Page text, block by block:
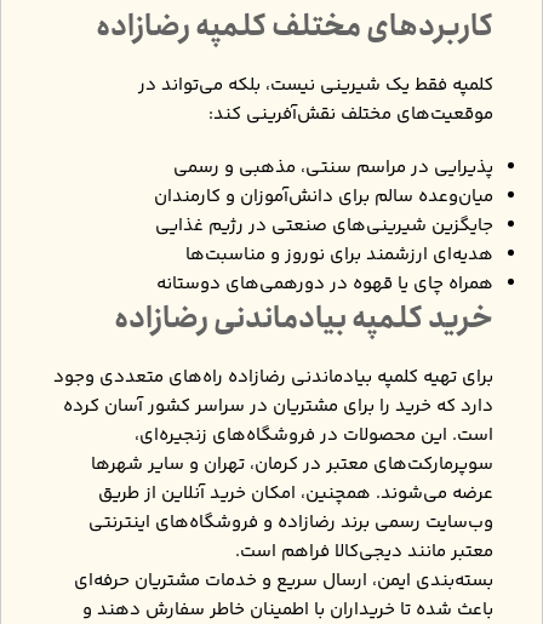
کاربردهای مختلف کلمپه رضازاده
کلمپه فقط یک شیرینی نیست، بلکه می‌تواند در
موقعیت‌های مختلف نقش‌آفرینی کند:
پذیرایی در مراسم سنتی، مذهبی و رسمی
میان‌وعده سالم برای دانش‌آموزان و کارمندان
جایگزین شیرینی‌های صنعتی در رژیم غذایی
هدیه‌ای ارزشمند برای نوروز و مناسبت‌ها
همراه چای یا قهوه در دورهمی‌های دوستانه
خرید کلمپه بیادماندنی رضازاده
برای تهیه کلمپه بیادماندنی رضازاده راه‌های متعددی وجود
دارد که خرید را برای مشتریان در سراسر کشور آسان کرده
است. این محصولات در فروشگاه‌های زنجیره‌ای،
سوپرمارکت‌های معتبر در کرمان، تهران و سایر شهرها
عرضه می‌شوند. همچنین، امکان خرید آنلاین از طریق
وب‌سایت رسمی برند رضازاده و فروشگاه‌های اینترنتی
معتبر مانند دیجی‌کالا فراهم است.
بسته‌بندی ایمن، ارسال سریع و خدمات مشتریان حرفه‌ای
باعث شده تا خریداران با اطمینان خاطر سفارش دهند و